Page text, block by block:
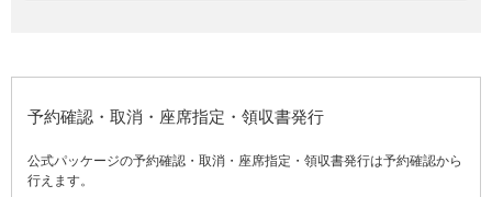
予約確認・取消・座席指定・領収書発行
公式パッケージの予約確認・取消・座席指定・領収書発行は予約確認から
行えます。